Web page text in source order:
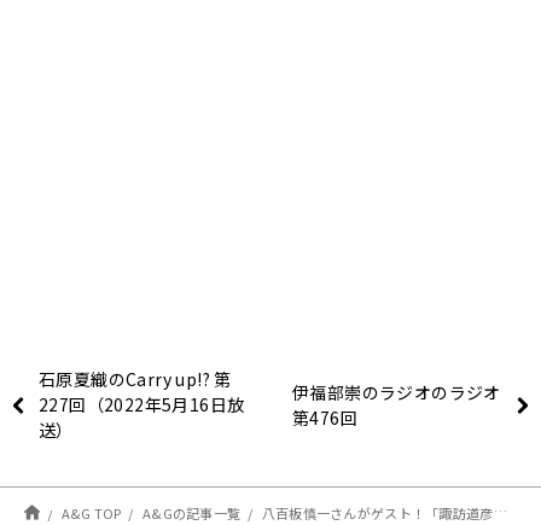
石原夏織のCarry up!? 第
227回（2022年5月16日放
送）
伊福部崇のラジオのラジオ
第476回
A&G TOP A&Gの記事一覧 八百板慎一さんがゲスト！「諏訪道彦のスワラジ」